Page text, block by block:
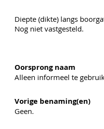
Diepte (dikte) langs
Nog niet vastgesteld.
Oorsprong naam
Alleen informeel te
Vorige benaming(en)
Geen.